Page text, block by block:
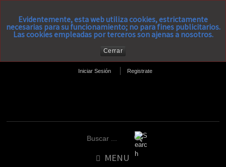
Evidentemente, esta web utiliza cookies, estrictamente
necesarias para su funcionamiento; no para fines publicitarios.
Las cookies empleadas por terceros son ajenas a nosotros.
Cerrar
Iniciar Sesión Registrate
MENU